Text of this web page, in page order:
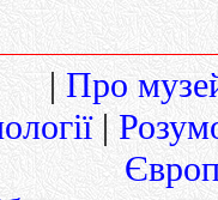
| Про
|